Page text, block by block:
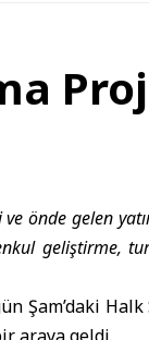
önde gelen
geliştirme,
Şam’daki